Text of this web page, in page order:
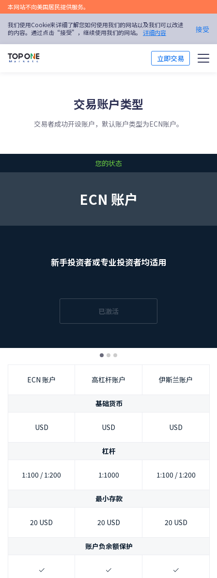
本网站不向美国居民提供服务。
我们使用Cookie来详细了解您如何使用我们的网站以及我们可以改进
的内容。通过点击“接受”，继续使用我们的网站。 详细内容 接受
立即交易
Trader | Partners
交易账户类型
交易者成功开设账户，默认账户类型为ECN账户。
您的状态
ECN 账户
新手投资者或专业投资者均适用
已激活
ECN 账户 高杠杆账户 伊斯兰账户
基础货币
USD USD USD
杠杆
1:100 / 1:200 1:1000 1:100 / 1:200
最小存款
20 USD 20 USD 20 USD
账户负余额保护